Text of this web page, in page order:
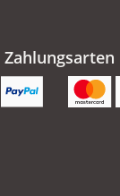
Zahlungsarten